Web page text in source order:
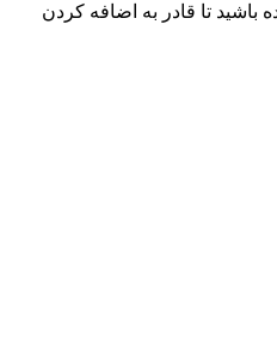
تا قادر به اضافه کردن